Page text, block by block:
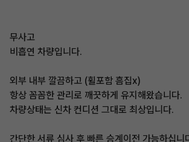
무사고
비흡연 차량입니다.
외부 내부 깔끔하고 (휠포함 흠집x)
항상 꼼꼼한 관리로 깨끗하게 유지해왔습니다.
차량상태는 신차 컨디션 그대로 최상입니다.
간단한 서류 심사 후 빠른 승계이전 가능하십니